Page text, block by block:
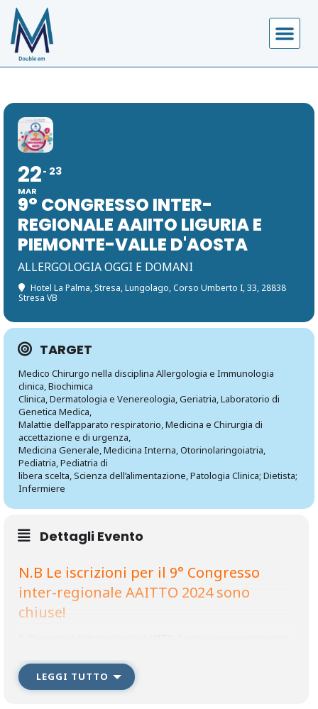
22
MAR
23
9° CONGRESSO INTER-
REGIONALE AAIITO LIGURIA E
PIEMONTE-VALLE D'AOSTA
ALLERGOLOGIA OGGI E DOMANI
Hotel La Palma, Stresa, Lungolago, Corso Umberto I, 33, 28838
Stresa VB
TARGET
Medico Chirurgo nella disciplina Allergologia e Immunologia
clinica, Biochimica
Clinica, Dermatologia e Venereologia, Geriatria, Laboratorio di
Genetica Medica,
Malattie dell’apparato respiratorio, Medicina e Chirurgia di
accettazione e di urgenza,
Medicina Generale, Medicina Interna, Otorinolaringoiatria,
Pediatria, Pediatria di
libera scelta, Scienza dell’alimentazione, Patologia Clinica; Dietista;
Infermiere
Dettagli Evento
N.B Le iscrizioni per il 9° Congresso
inter-regionale AAITTO 2024 sono
chiuse!
Piemonte Liguria e Val D’Aosta per la varietà e attualità degli
argomenti trattati.
LEGGI TUTTO